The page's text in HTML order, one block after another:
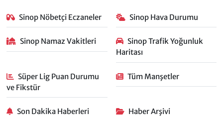
Sinop Nöbetçi Eczaneler Sinop Hava Durumu
Sinop Namaz Vakitleri
Sinop Trafik Yoğunluk
Haritası
Süper Lig Puan Durumu
ve Fikstür
Tüm Manşetler
Son Dakika Haberleri Haber Arşivi